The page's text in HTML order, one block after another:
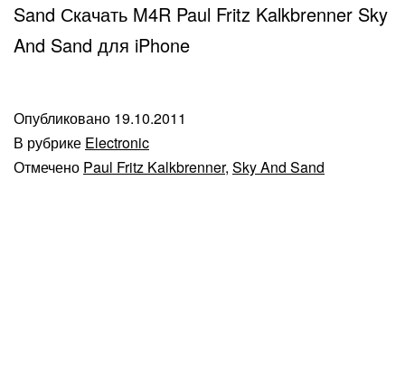
Sand Скачать M4R Paul Fritz Kalkbrenner Sky
And Sand для iPhone
Опубликовано 19.10.2011
В рубрике Electronic
Отмечено Paul Fritz Kalkbrenner, Sky And Sand